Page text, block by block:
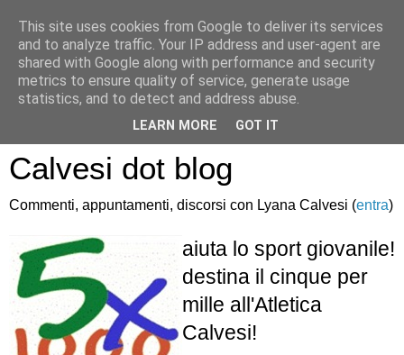
Atletica Sandro
Calvesi dot blog
Commenti, appuntamenti, discorsi con Lyana Calvesi (entra)
aiuta lo sport giovanile!
destina il cinque per
mille all'Atletica
Calvesi!
This site uses cookies from Google to deliver its services
and to analyze traffic. Your IP address and user-agent are
shared with Google along with performance and security
metrics to ensure quality of service, generate usage
statistics, and to detect and address abuse.
LEARN MORE GOT IT